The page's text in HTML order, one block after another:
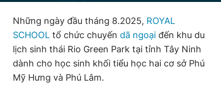
0906 645 777
Liên hệ quảng cáo
0908 780 404
Đặt báo Quảng cáo RSS
Những ngày đầu tháng 8.2025, ROYAL
SCHOOL tổ chức chuyến dã ngoại đến khu du
lịch sinh thái Rio Green Park tại tỉnh Tây Ninh
dành cho học sinh khối tiểu học hai cơ sở Phú
Mỹ Hưng và Phú Lâm.